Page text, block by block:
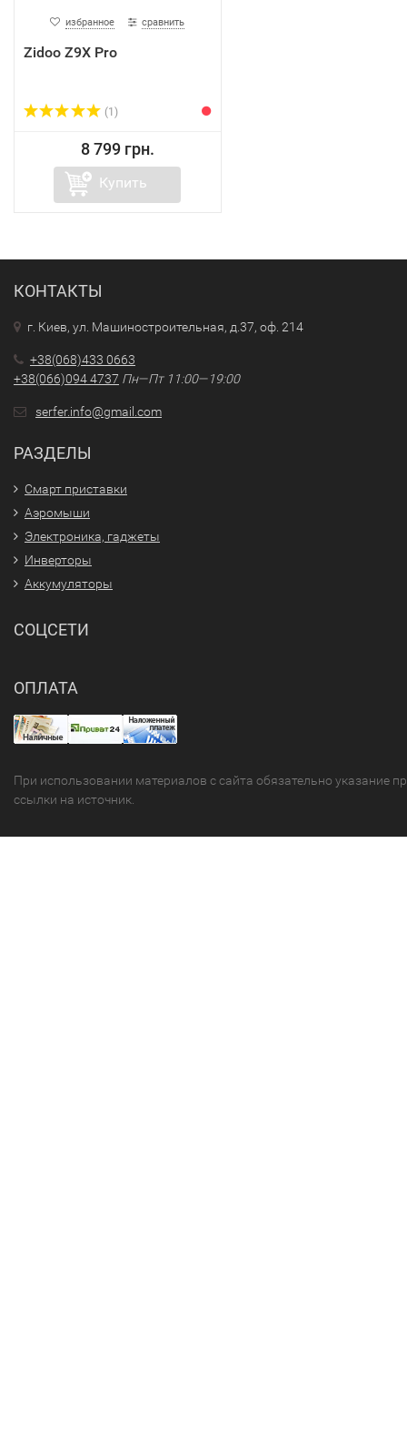
избранное сравнить
Zidoo Z9X Pro
(1)
8 799 грн.
Купить
КОНТАКТЫ
г. Киев, ул. Машиностроительная, д.37, оф. 214
+38(068)433 0663
+38(066)094 4737 Пн—Пт 11:00—19:00
serfer.info@gmail.com
РАЗДЕЛЫ
Смарт приставки
Аэромыши
Электроника, гаджеты
Инверторы
Аккумуляторы
СОЦСЕТИ
ОПЛАТА
При использовании материалов с сайта обязательно указание
ссылки на источник.